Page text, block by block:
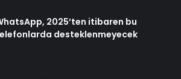
2025’ten itibaren bu
desteklenmeyecek